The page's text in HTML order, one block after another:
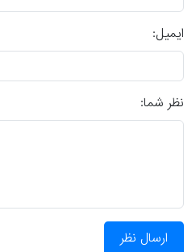
ایمیل:
نظر شما:
ارسال نظر